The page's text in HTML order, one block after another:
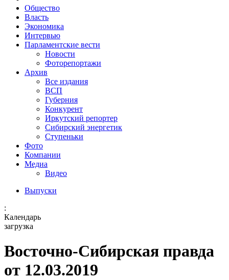
Общество
Власть
Экономика
Интервью
Парламентские вести
Новости
Фоторепортажи
Архив
Все издания
ВСП
Губерния
Конкурент
Иркутский репортер
Сибирский энергетик
Ступеньки
Фото
Компании
Медиа
Видео
Выпуски
:
Календарь
загрузка
Восточно-Сибирская правда
от 12.03.2019